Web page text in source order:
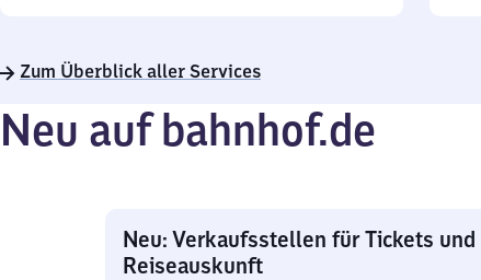
22
Zum Überblick aller Services
Neu auf bahnhof.de
Neu: Verkaufsstellen für Tickets und
Reiseauskunft